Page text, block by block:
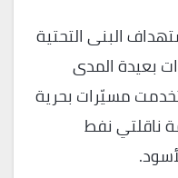
البنى التحتية
بعيدة المدى
مسيّرات بحرية
ناقلتي نفط